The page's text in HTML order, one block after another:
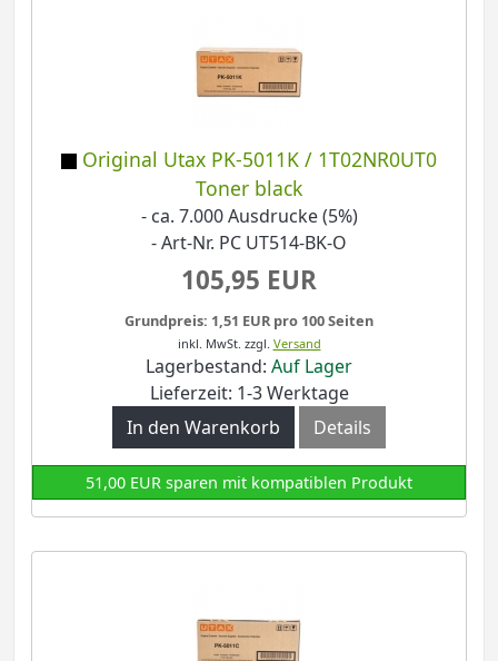
Original Utax PK-5011K / 1T02NR0UT0
Toner black
- ca. 7.000 Ausdrucke (5%)
- Art-Nr. PC UT514-BK-O
105,95 EUR
Grundpreis: 1,51 EUR pro 100 Seiten
inkl. MwSt. zzgl. Versand
Lagerbestand: Auf Lager
Lieferzeit: 1-3 Werktage
In den Warenkorb
Details
51,00 EUR sparen mit kompatiblen Produkt